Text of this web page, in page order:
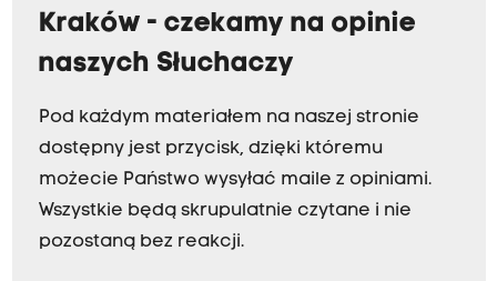
Kraków - czekamy na opinie
naszych Słuchaczy
Pod każdym materiałem na naszej stronie
dostępny jest przycisk, dzięki któremu
możecie Państwo wysyłać maile z opiniami.
Wszystkie będą skrupulatnie czytane i nie
pozostaną bez reakcji.